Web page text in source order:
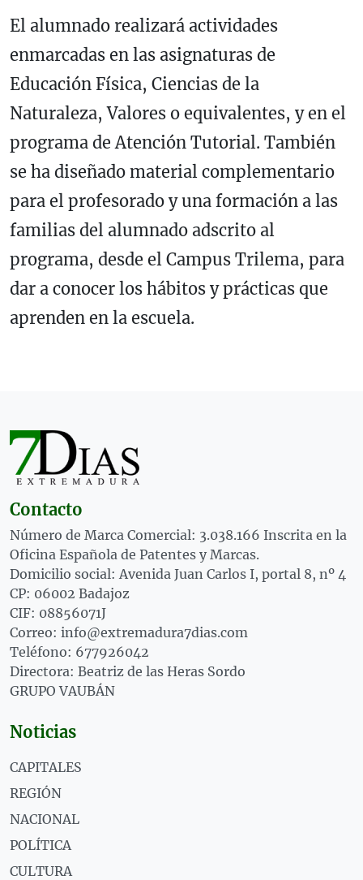
El alumnado realizará actividades
enmarcadas en las asignaturas de
Educación Física, Ciencias de la
Naturaleza, Valores o equivalentes, y en el
programa de Atención Tutorial. También
se ha diseñado material complementario
para el profesorado y una formación a las
familias del alumnado adscrito al
programa, desde el Campus Trilema, para
dar a conocer los hábitos y prácticas que
aprenden en la escuela.
Contacto
Número de Marca Comercial: 3.038.166 Inscrita en la
Oficina Española de Patentes y Marcas.
Domicilio social: Avenida Juan Carlos I, portal 8, nº 4
CP: 06002 Badajoz
CIF: 08856071J
Correo: info@extremadura7dias.com
Teléfono: 677926042
Directora: Beatriz de las Heras Sordo
GRUPO VAUBÁN
Noticias
CAPITALES
REGIÓN
NACIONAL
POLÍTICA
CULTURA